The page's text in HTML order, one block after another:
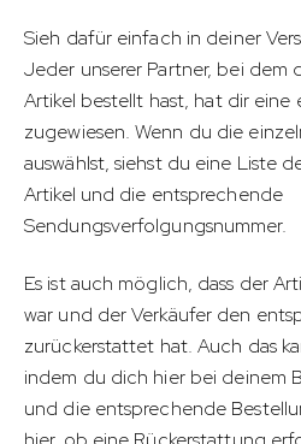
Sieh dafür einfach in deiner
Jeder unserer Partner, bei dem
Artikel bestellt hast, hat dir eine
zugewiesen. Wenn du die
auswählst, siehst du eine Liste
Artikel und die entsprechende
Sendungsverfolgungsnummer.
Es ist auch möglich, dass der
war und der Verkäufer den
zurückerstattet hat. Auch das
indem du dich hier bei deinem
und die entsprechende